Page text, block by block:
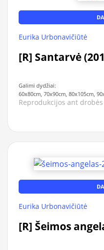
Eurika Urbonavičiūtė
[R] Santarvė
Galimi dydžiai:
60x80cm, 70x90cm, 80x105cm,
Reprodukcijos ant drobės
Eurika Urbonavičiūtė
[R] Šeimos